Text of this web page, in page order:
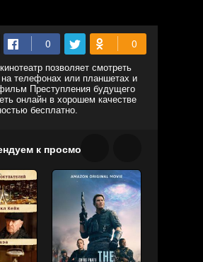
позволяет смотреть
на телефонах или планшетах и
Преступления будущего
онлайн в хорошем качестве
бесплатно.
к просмотру: